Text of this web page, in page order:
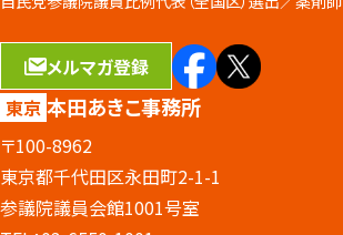
メルマガ登録
東京 本田あきこ事務所
〒100-8962
東京都千代田区永田町2-1-1
参議院議員会館1001号室